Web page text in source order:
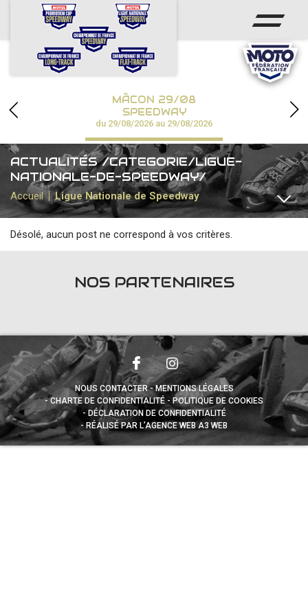
ACCUEIL
CALENDRIER
CHAMPIONNATS
RÉSULTATS
SPEEDWAY ACADÉMIE
PHOTOS / VIDÉOS
PARTENAIRES
MÂCON 29/08
SPEEDWAY
du 29/08/2026 au 29/08/2026
ACTUALITÉS /CATEGORIE/LIGUE-
NATIONALE-DE-SPEEDWAY/
Accueil Ligue Nationale de Speedway
Désolé, aucun post ne correspond à vos critères.
NOS PARTENAIRES
NOUS CONTACTER
MENTIONS LÉGALES
CHARTE DE CONFIDENTIALITÉ
POLITIQUE DE COOKIES
DÉCLARATION DE CONFIDENTIALITÉ
RÉALISÉ PAR L’AGENCE WEB A3 WEB